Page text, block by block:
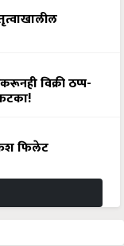
विक्री ठप्प-
फिलेट